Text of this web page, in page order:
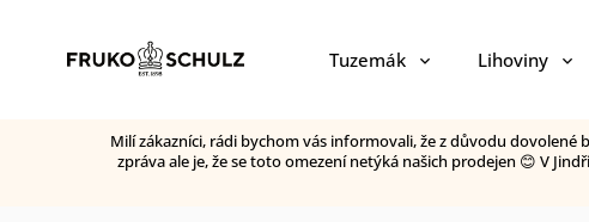
Tuzemák Lihoviny
Milí zákazníci, rádi bychom vás informovali, že z důvodu dovolené
zpráva ale je, že se toto omezení netýká našich prodejen 😊 V